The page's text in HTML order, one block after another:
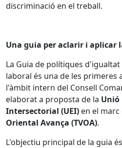
discriminació en el treball.
Una guia per aclarir i aplicar
La Guia de polítiques
laboral és una de les primeres
l'àmbit intern del Consell
elaborat a proposta de la Unió
Intersectorial (UEI) en el marc
Oriental Avança (TVOA).
L'objectiu principal de la guia